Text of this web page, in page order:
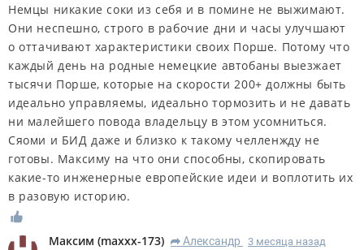
Немцы никакие соки из себя и в помине не выжимают.
Они неспешно, строго в рабочие дни и часы улучшают
о оттачивают характеристики своих Порше. Потому что
каждый день на родные немецкие автобаны выезжает
тысячи Порше, которые на скорости 200+ должны быть
идеально управляемы, идеально тормозить и не давать
ни малейшего повода владельцу в этом усомниться.
Сяоми и БИД даже и близко к такому челленжду не
готовы. Максиму на что они способны, скопировать
какие-то инженерные европейские идеи и воплотить их
в разовую историю.
Максим (maxxx-173) R Александр 3 месяца назад